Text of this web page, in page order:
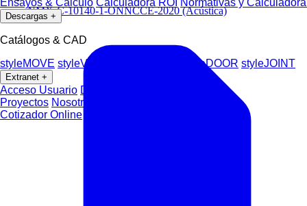
Descargas +
Catálogos & CAD
styleMOVE styleVISION styleDOOR styleJOINT
Extranet +
Acceso Usuario Distribuidores
Proyectos Nosotros
Cotizador Online
NMX-C-10140-1-ONNCCE-2020 (Acústica)